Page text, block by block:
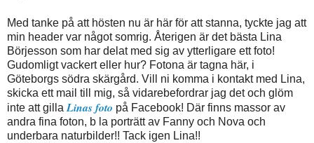
Med tanke på att hösten nu är här för att stanna, tyckte jag att
min header var något somrig. Återigen är det bästa Lina
Börjesson som har delat med sig av ytterligare ett foto!
Gudomligt vackert eller hur? Fotona är tagna här, i
Göteborgs södra skärgård. Vill ni komma i kontakt med Lina,
skicka ett mail till mig, så vidarebefordrar jag det och glöm
inte att gillaLinas foto på Facebook! Där finns massor av
andra fina foton, b la porträtt av Fanny och Nova och
underbara naturbilder!! Tack igen Lina!!